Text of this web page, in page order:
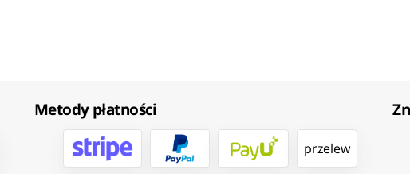
Metody płatności
przelew